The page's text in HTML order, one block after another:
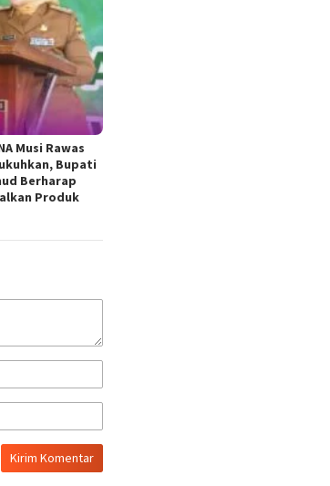
Musi Rawas
Bupati
Berharap
Produk